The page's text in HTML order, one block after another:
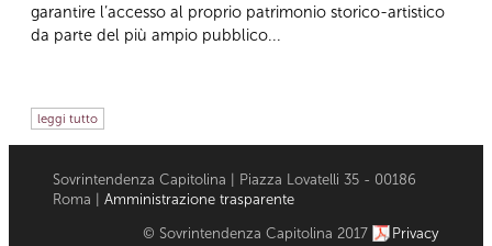
garantire l’accesso al proprio patrimonio storico-artistico
da parte del più ampio pubblico...
leggi tutto
Sovrintendenza Capitolina | Piazza Lovatelli 35 - 00186
Roma | Amministrazione trasparente
© Sovrintendenza Capitolina 2017 Privacy